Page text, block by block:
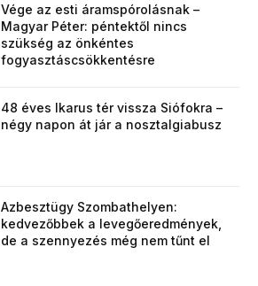
Vége az esti áramspórolásnak –
Magyar Péter: péntektől nincs
szükség az önkéntes
fogyasztáscsökkentésre
48 éves Ikarus tér vissza Siófokra –
négy napon át jár a nosztalgiabusz
Azbesztügy Szombathelyen:
kedvezőbbek a levegőeredmények,
de a szennyezés még nem tűnt el